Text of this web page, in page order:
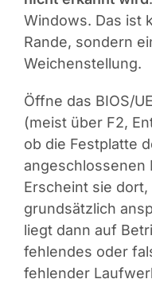
Windows. Das ist
Rande, sondern
Weichenstellung.
Öffne das BIOS/
(meist über F2,
ob die Festplatte
angeschlossenen
Erscheint sie
grundsätzlich
liegt dann auf
fehlendes oder
fehlender